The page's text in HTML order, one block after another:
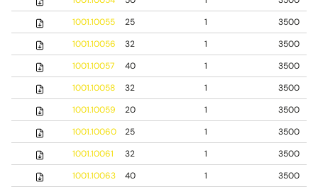
1001.10055
25 1
3500
1001.10056
32 1
3500
1001.10057
40 1
3500
1001.10058
32 1
3500
1001.10059
20 1
3500
1001.10060
25 1
3500
1001.10061
32 1
3500
1001.10063
40 1
3500